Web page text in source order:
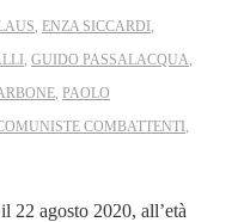
ENZA SICCARDI
GUIDO PASSALACQUA
PAOLO
COMBATTENTI
22 agosto 2020, all’età